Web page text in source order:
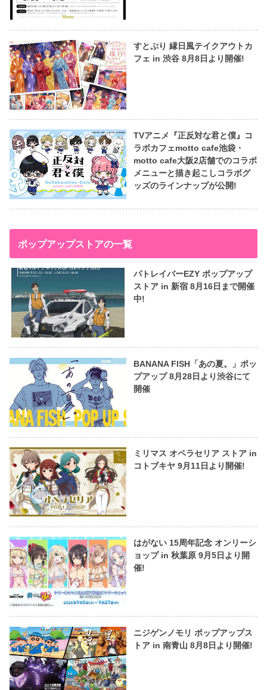
すとぷり 縁日風テイクアウトカ
フェ in 渋谷 8月8日より開催!
TVアニメ『正反対な君と僕』コ
ラボカフェmotto cafe池袋・
motto cafe大阪2店舗でのコラボ
メニューと描き起こしコラボグ
ッズのラインナップが公開!
ポップアップストアの一覧
パトレイバーEZY ポップアップ
ストア in 新宿 8月16日まで開催
中!
BANANA FISH「あの夏。」ポッ
プアップ 8月28日より渋谷にて
開催
ミリマス オペラセリア ストア in
コトブキヤ 9月11日より開催!
はがない 15周年記念 オンリーシ
ョップ in 秋葉原 9月5日より開
催!
ニジゲンノモリ ポップアップス
トア in 南青山 8月8日より開催!